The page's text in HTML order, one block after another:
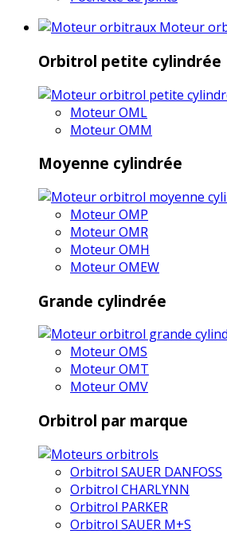
Moteur
Orbitrol petite cylindrée
Moteur OML
Moteur OMM
Moyenne cylindrée
Moteur OMP
Moteur OMR
Moteur OMH
Moteur OMEW
Grande cylindrée
Moteur OMS
Moteur OMT
Moteur OMV
Orbitrol par marque
Orbitrol SAUER DANFOSS
Orbitrol CHARLYNN
Orbitrol PARKER
Orbitrol SAUER M+S